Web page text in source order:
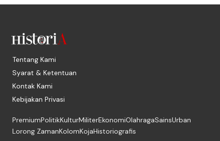
Tentang Kami
Syarat & Ketentuan
Kontak Kami
Kebijakan Privasi
PremiumPolitikKulturMiliterEkonomiOlahragaSainsUrban
Lorong ZamanKolomKojaHistoriografis